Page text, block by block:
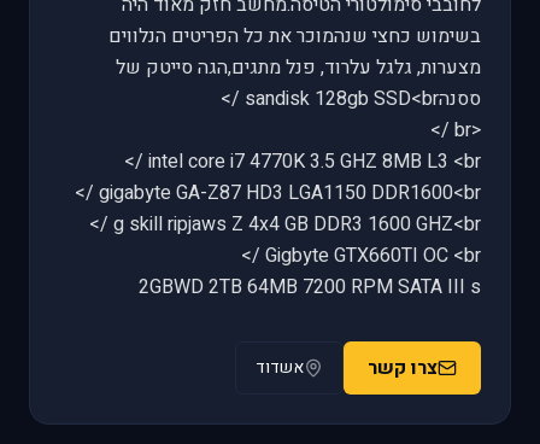
בשימוש כחצי שנהמוכר את כל הפריטים הנלווים
מצערות, גלגל עלרוד, פנל מתגים,הגה סייטק של
ססנהsandisk 128gb SSD<br />
<br />
intel core i7 4770K 3.5 GHZ 8MB L3 <br />
gigabyte GA-Z87 HD3 LGA1150 DDR1600<br />
g skill ripjaws Z 4x4 GB DDR3 1600 GHZ<br />
Gigbyte GTX660TI OC <br />
2GBWD 2TB 64MB 7200 RPM SATA III s
צרו קשר אשדוד